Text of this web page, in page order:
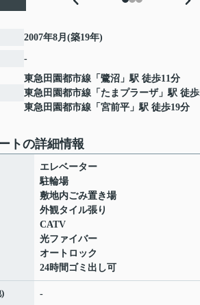
2007年8月(築19年)
-
東急田園都市線 「 鷺沼 」駅 徒歩11分
東急田園都市線 「 たまプラーザ」駅 徒
東急田園都市線 「 宮前平 」駅 徒歩19分
トの詳細情報
エレベーター
駐輪場
敷地内ごみ置き場
外観タイル張り
CATV
光ファイバー
オートロック
24時間ゴミ出し可
-